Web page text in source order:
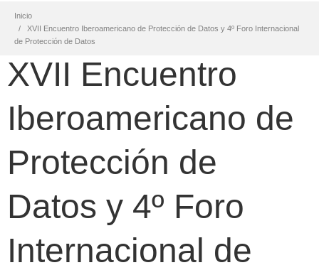
Inicio
XVII Encuentro Iberoamericano de Protección de Datos y 4º Foro Internacional
de Protección de Datos
XVII Encuentro
Iberoamericano de
Protección de
Datos y 4º Foro
Internacional de